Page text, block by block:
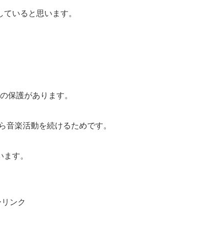
いると思います。
保護があります。
音楽活動を続けるためです。
す。
ンク